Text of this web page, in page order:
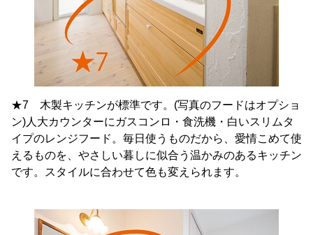
★7 木製キッチンが標準です。(写真のフードはオプショ
ン)人大カウンターにガスコンロ・食洗機・白いスリムタ
イプのレンジフード。毎日使うものだから、愛情こめて使
えるものを、やさしい暮しに似合う温かみのあるキッチン
です。スタイルに合わせて色も変えられます。